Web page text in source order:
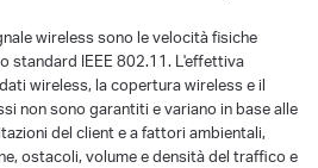
wireless sono le velocità fisiche
standard IEEE 802.11. L'effettiva
wireless, la copertura wireless e il
non sono garantiti e variano in base alle
del client e a fattori ambientali,
ostacoli, volume e densità del traffico e